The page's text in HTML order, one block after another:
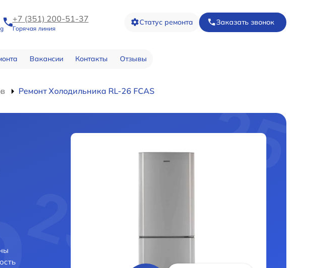
+7 (351) 200-51-37
Горячая линия
Статус ремонта Заказать звонок
Вакансии Контакты Отзывы
Ремонт Холодильника RL-26 FCAS